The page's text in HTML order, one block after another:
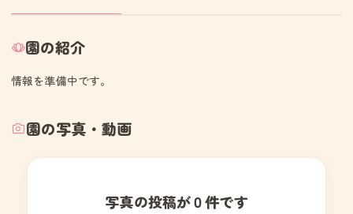
園の紹介
情報を準備中です。
園の写真・動画
写真の投稿が０件です